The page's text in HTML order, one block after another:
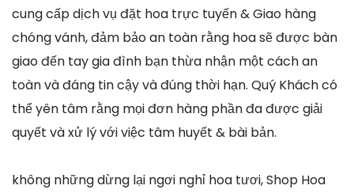
cung cấp dịch vụ đặt hoa trực tuyến & Giao hàng
chóng vánh, đảm bảo an toàn rằng hoa sẽ được bàn
giao đến tay gia đình bạn thừa nhận một cách an
toàn và đáng tin cậy và đúng thời hạn. Quý Khách có
thể yên tâm rằng mọi đơn hàng phần đa được giải
quyết và xử lý với việc tâm huyết & bài bản.
không những dừng lại ngơi nghỉ hoa tươi, Shop Hoa